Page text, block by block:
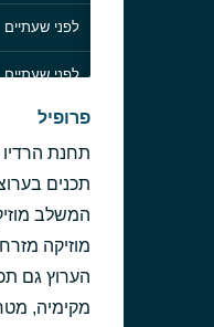
לפני שעתיים
לפני שעתיים
לפני שעתיים
לפני שעתיים
פרופיל
תחנת
תכנים
המשלב
מוזיקה
הערוץ גם
מקימיה,